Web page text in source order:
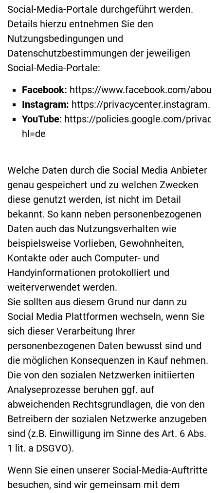
Social-Media-Portale durchgeführt werden.
Details hierzu entnehmen Sie den
Nutzungsbedingungen und
Datenschutzbestimmungen der jeweiligen
Social-Media-Portale:
Facebook: https://www.facebook.com/
Instagram: https://
YouTube: https://policies.google.com/
hl=de
Welche Daten durch die Social Media Anbieter
genau gespeichert und zu welchen Zwecken
diese genutzt werden, ist nicht im Detail
bekannt. So kann neben personenbezogenen
Daten auch das Nutzungsverhalten wie
beispielsweise Vorlieben, Gewohnheiten,
Kontakte oder auch Computer- und
Handyinformationen protokolliert und
weiterverwendet werden.
Sie sollten aus diesem Grund nur dann zu
Social Media Plattformen wechseln, wenn Sie
sich dieser Verarbeitung Ihrer
personenbezogenen Daten bewusst sind und
die möglichen Konsequenzen in Kauf nehmen.
Die von den sozialen Netzwerken initiierten
Analyseprozesse beruhen ggf. auf
abweichenden Rechtsgrundlagen, die von den
Betreibern der sozialen Netzwerke anzugeben
sind (z.B. Einwilligung im Sinne des Art. 6 Abs.
1 lit. a DSGVO).
Wenn Sie einen unserer Social-Media-Auftritte
besuchen, sind wir gemeinsam mit dem